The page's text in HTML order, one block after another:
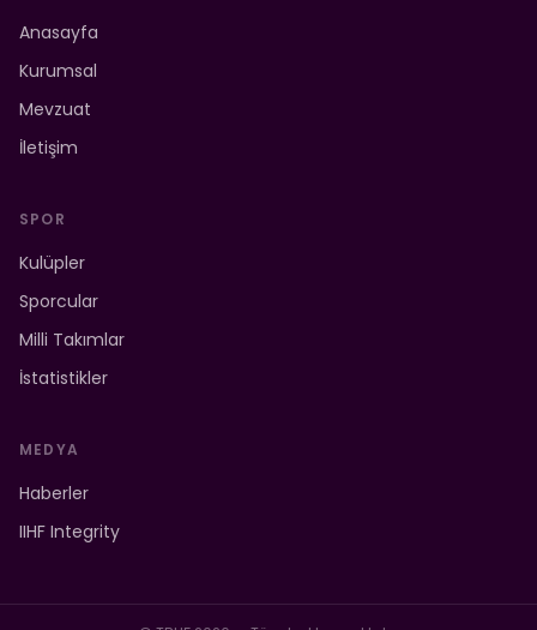
Anasayfa
Kurumsal
Mevzuat
İletişim
SPOR
Kulüpler
Sporcular
Milli Takımlar
İstatistikler
MEDYA
Haberler
IIHF Integrity